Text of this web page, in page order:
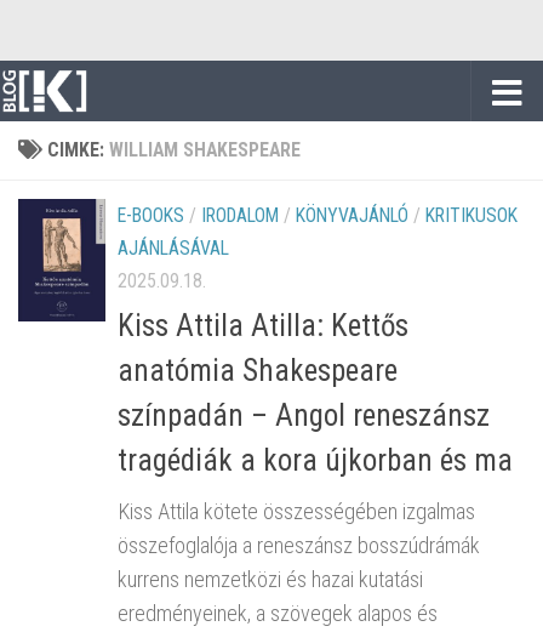
CIMKE: WILLIAM SHAKESPEARE
E-BOOKS / IRODALOM / KÖNYVAJÁNLÓ / KRITIKUSOK
AJÁNLÁSÁVAL
2025.09.18.
Kiss Attila Atilla: Kettős
anatómia Shakespeare
színpadán – Angol reneszánsz
tragédiák a kora újkorban és ma
Kiss Attila kötete összességében izgalmas
összefoglalója a reneszánsz bosszúdrámák
kurrens nemzetközi és hazai kutatási
eredményeinek, a szövegek alapos és